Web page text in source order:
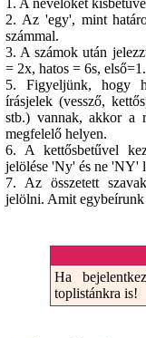
1. A névelőket
2. Az 'egy', mint
számmal.
3. A számok után
= 2x, hatos = 6s,
5. Figyeljünk, hogy
írásjelek (vessző,
stb.) vannak, akkor a
megfelelő helyen.
6. A kettősbetűvel
jelölése 'Ny' és ne 'NY'
7. Az összetett
jelölni. Amit egybeírunk
Ha
toplistánkra is!